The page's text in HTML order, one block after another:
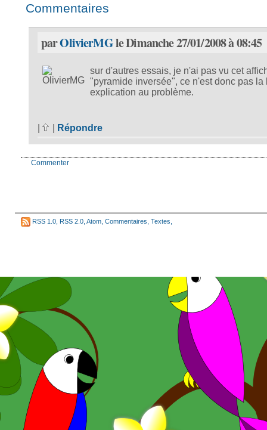
Commentaires
parOlivierMGle Dimanche 27/01/2008 à 08:45
sur d'autres essais, je n'ai pas vu cet
"pyramide inversée", ce n'est donc pas la
explication au problème.
Répondre
Commenter
RSS 1.0 RSS 2.0 Atom Commentaires Textes